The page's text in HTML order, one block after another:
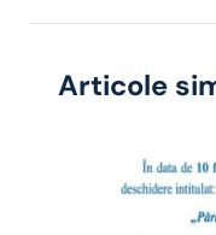
Articole